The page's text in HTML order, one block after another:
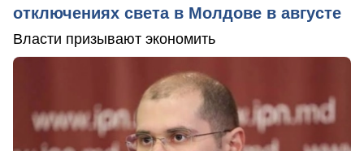
отключениях света в Молдове в августе
Власти призывают экономить